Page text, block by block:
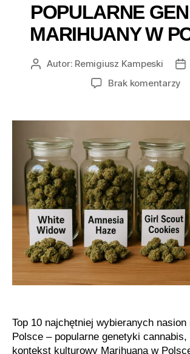
POPULARNE
MARIHUANY W
AutorAutor: Remigiusz Kampeski
Brak komentarzy
Top 10 najchętniej wybieranych nasion
Polsce – popularne genetyki cannabis,
kontekst kulturowy Marihuana w